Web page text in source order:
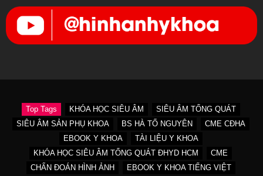
Top Tags KHÓA HỌC SIÊU ÂM
SIÊU ÂM TỔNG QUÁT
SIÊU ÂM SẢN PHỤ KHOA
BS HÀ TỐ NGUYÊN
CME CĐHA
EBOOK Y KHOA
TÀI LIỆU Y KHOA
KHÓA HỌC SIÊU ÂM TỔNG QUÁT ĐHYD HCM
CME
CHẨN ĐOÁN HÌNH ẢNH
EBOOK Y KHOA TIẾNG VIỆT